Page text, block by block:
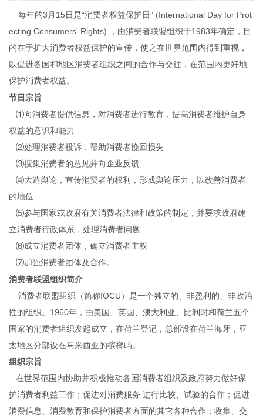
每年的3月15日是“消费者权益保护日” (International Day for Prot
ecting Consumers' Rights) ，由消费者联盟组织于1983年确定，目
的在于扩大消费者权益保护的宣传，使之在世界范围内得到重视，
以促进各国和地区消费者组织之间的合作与交往，在范围内更好地
保护消费者权益。
节日宗旨
⑴向消费者提供信息，对消费者进行教育，提高消费者维护自身
权益的意识和能力
⑵处理消费者投诉，帮助消费者挽回损失
⑶搜集消费者的意见并向企业反馈
⑷大造舆论，宣传消费者的权利，形成舆论压力，以改善消费者
的地位
⑸参与国家或政府有关消费者法律和政策的制定，并要求政府建
立消费者行政体系，处理消费者问题
⑹成立消费者团体，确立消费者主权
⑺加强消费者团体及合作。
消费者联盟组织简介
消费者联盟组织（简称IOCU）是一个独立的、非盈利的、非政治
性的组织。1960年，由美国、英国、澳大利亚、比利时和荷兰五个
国家的消费者组织发起成立，在荷兰登记，总部设在荷兰海牙，亚
太地区分部设在马来西亚的槟榔屿。
组织宗旨
在世界范围内协助并积极推动各国消费者组织及政府努力做好保
护消费者利益工作；促进对消费服务 进行比较、试验的合作；促进
消费信息、消费教育和保护消费者方面的其它各种合作；收集、交